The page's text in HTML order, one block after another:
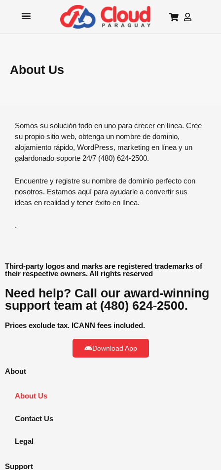
About Us
Somos su solución todo en uno para crecer en línea. Cree
su propio sitio web, obtenga un nombre de dominio,
alojamiento rápido, WordPress, marketing en línea y un
galardonado soporte 24/7 (480) 624-2500.
Encuentre y registre su nombre de dominio perfecto con
nosotros. Estamos aquí para ayudarle a convertir sus
ideas en realidad y tener éxito en línea.
.
Third-party logos and marks are registered trademarks of
their respective owners. All rights reserved
Need help? Call our award-winning
support team at (480) 624-2500.
Prices exclude tax. ICANN fees included.
Download App
About
About Us
Contact Us
Legal
Support